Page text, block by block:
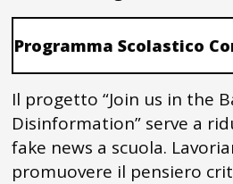
Programma Scolastico
Il progetto “Join us in the
Disinformation” serve a
fake news a scuola.
promuovere il pensiero